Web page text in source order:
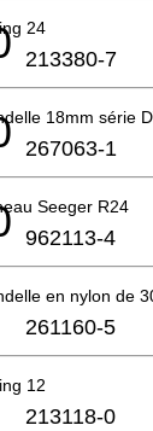
24
213380-7
18mm série
267063-1
Seeger R24
962113-4
en nylon de
261160-5
12
213118-0